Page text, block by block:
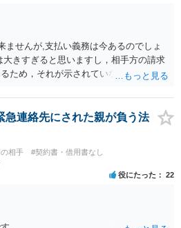
記をご自身で行うのは難しいかもしれま
代わりにやってもらったほうが良いで
ませんが,支払い義務は今あるのでしょ
きすぎると思いますし，相手方の請求
ため，それが示されていない現段階で
，仮に相手方が生活保護の担当者に話
性が高いと思います。 おそらく裁判な
。 ＞それと,消滅時効とかはどうなるん
可能性はあり得ますが，相手方の主張
きません。
急連絡先にされた親が負う法
相手
#契約書・借用書なし
役にたった 22